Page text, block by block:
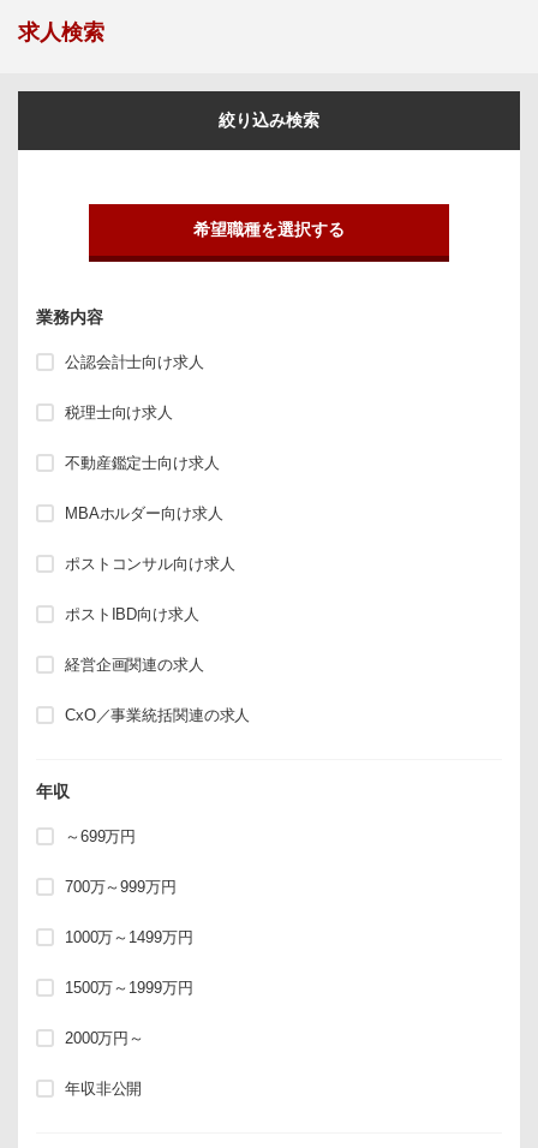
求人検索
絞り込み検索
希望職種を選択する
業務内容
公認会計士向け求人
税理士向け求人
不動産鑑定士向け求人
MBAホルダー向け求人
ポストコンサル向け求人
ポストIBD向け求人
経営企画関連の求人
CxO／事業統括関連の求人
年収
～699万円
700万～999万円
1000万～1499万円
1500万～1999万円
2000万円～
年収非公開